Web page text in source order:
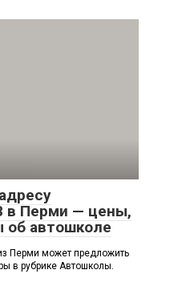
в Перми — цены,
об автошколе
Перми может предложить
в рубрике Автошколы.